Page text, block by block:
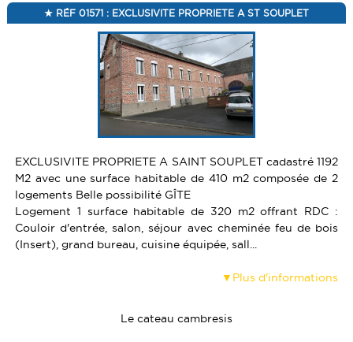
RÉF 01571 : EXCLUSIVITE PROPRIETE A ST SOUPLET
EXCLUSIVITE PROPRIETE A SAINT SOUPLET cadastré 1192
M2 avec une surface habitable de 410 m2 composée de 2
logements Belle possibilité GÎTE
Logement 1 surface habitable de 320 m2 offrant RDC :
Couloir d'entrée, salon, séjour avec cheminée feu de bois
(Insert), grand bureau, cuisine équipée, sall...
Plus d'informations
Le cateau cambresis